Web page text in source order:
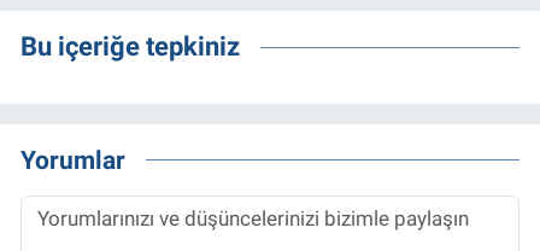
Bu içeriğe tepkiniz
Yorumlar